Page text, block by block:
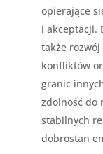
opierające
i akceptacji.
także
konfliktów
granic
zdolność do
stabilnych
dobrostan